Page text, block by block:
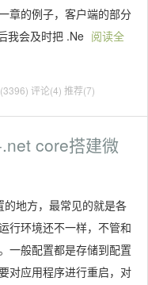
章的例子，客户端的部分
我会及时把 .Ne 阅读全
评论(4) 推荐(7)
core搭建微
地方，最常见的就是各
行环境还不一样，不管和
一般配置都是存储到配置
对应用程序进行重启，对